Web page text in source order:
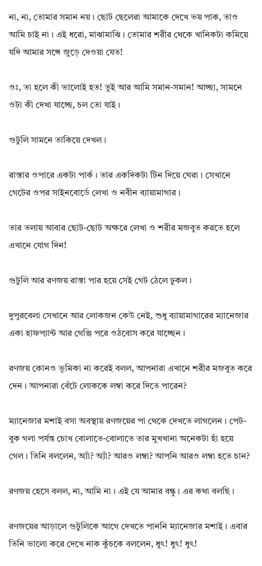
না, না, তোমার সমান নয়। ছোট ছেলেরা আমাকে দেখে ভয় পাক, তাও
আমি চাই না। এই ধরো, মাঝামাঝি। তোমার শরীর থেকে খানিকটা কমিয়ে
যদি আমার সঙ্গে জুড়ে দেওয়া যেত!
ওঃ, তা হলে কী ভালোই হত! তুই আর আমি সমান-সমান! আচ্ছা, সামনে
ওটা কী দেখা যাচ্ছে, চল তো যাই।
গুটুলি সামনে তাকিয়ে দেখল।
রাস্তার ওপারে একটা পার্ক। তার একদিকটা টিন দিয়ে ঘেরা। সেখানে
গেটের ওপর সাইনবোর্ডে লেখা ও নবীন ব্যায়ামাগার।
তার তলায় আবার ছোট-ছোট অক্ষরে লেখা ও শরীর মজবুত করতে হলে
এখানে যোগ দিন!
গুটুলি আর রণজয় রাস্তা পার হয়ে সেই গেট ঠেলে ঢুকল।
দুপুরবেলা সেখানে আর লোকজন কেউ নেই, শুধু ব্যায়ামাগারের ম্যানেজার
একা হাফপ্যান্ট আর গেঞ্জি পরে ওঠবোস করে যাচ্ছেন।
রণজয় কোনও ভূমিকা না করেই বলল, আপনারা এখানে শরীর মজবুত করে
দেন। আপনারা বেঁটে লোককে লম্বা করে দিতে পারেন?
ম্যানেজার মশাই বসা অবস্থায় রণজয়ের পা থেকে দেখতে লাগলেন। পেট-
বুক গলা পর্যন্ত চোখ বোলাতে-বোলাতে তার মুখখানা অনেকটা হাঁ হয়ে
গেল। তিনি বললেন, অ্যাঁ? অ্যাঁ? আরও লম্বা? আপনি আরও লম্বা হতে চান?
রণজয় হেসে বলল, না, আমি না। এই যে আমার বন্ধু। এর কথা বলছি।
রণজয়ের আড়ালে গুটুলিকে আগে দেখতে পাননি ম্যানেজার মশাই। এবার
তিনি ভালো করে দেখে নাক কুঁচকে বললেন, ধুৎ! ধুৎ! ধুৎ!